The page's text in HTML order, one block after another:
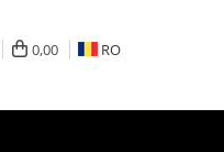
0,00 RO